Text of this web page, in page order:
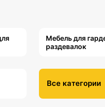
Мебель для
раздевалок
Все категории